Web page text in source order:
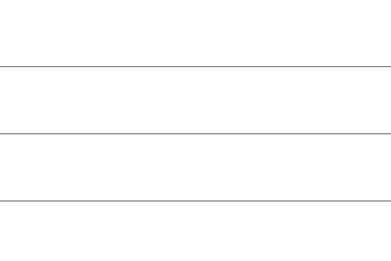
ニーカー)
UG